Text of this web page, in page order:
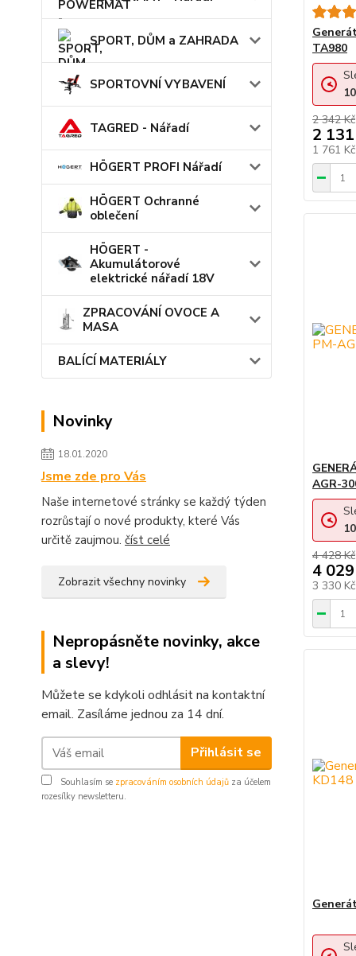
SPORT, DŮM a ZAHRADA
SPORTOVNÍ VYBAVENÍ
TAGRED - Nářadí
HÖGERT PROFI Nářadí
HÖGERT Ochranné
oblečení
HÖGERT -
Akumulátorové
elektrické nářadí 18V
ZPRACOVÁNÍ OVOCE A
MASA
BALÍCÍ MATERIÁLY
Novinky
18.01.2020
Jsme zde pro Vás
Naše internetové stránky se každý týden
rozrůstají o nové produkty, které Vás
určitě zaujmou. číst celé
Zobrazit všechny novinky
Nepropásněte novinky, akce
a slevy!
Můžete se kdykoli odhlásit na kontaktní
email. Zasíláme jednou za 14 dní.
Přihlásit se
Souhlasím se zpracováním osobních údajů za účelem
rozesílky newsletteru.
TA980
2 342 Kč
2
1 761
10
AGR-
4 428 Kč
4
3 330
10